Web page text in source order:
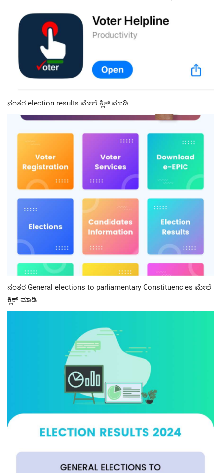
ನಂತರ election results ಮೇಲೆ ಕ್ಲಿಕ್ ಮಾಡಿ
ನಂತರ General elections to parliamentary Constituencies ಮೇಲೆ
ಕ್ಲಿಕ್ ಮಾಡಿ